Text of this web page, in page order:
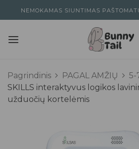
NEMOKAMAS SIUNTIMAS
Pagrindinis PAGAL AMŽIŲ 5-
SKILLS interaktyvus logikos
užduočių kortelėmis